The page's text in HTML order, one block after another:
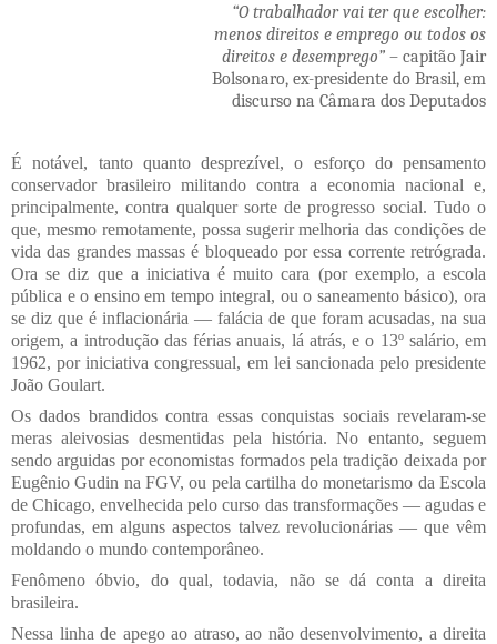
“O trabalhador vai ter que escolher:
menos direitos e emprego ou todos os
direitos e desemprego” – capitão Jair
Bolsonaro, ex-presidente do Brasil, em
discurso na Câmara dos Deputados
É notável, tanto quanto desprezível, o esforço do pensamento
conservador brasileiro militando contra a economia nacional e,
principalmente, contra qualquer sorte de progresso social. Tudo o
que, mesmo remotamente, possa sugerir melhoria das condições de
vida das grandes massas é bloqueado por essa corrente retrógrada.
Ora se diz que a iniciativa é muito cara (por exemplo, a escola
pública e o ensino em tempo integral, ou o saneamento básico), ora
se diz que é inflacionária — falácia de que foram acusadas, na sua
origem, a introdução das férias anuais, lá atrás, e o 13º salário, em
1962, por iniciativa congressual, em lei sancionada pelo presidente
João Goulart.
Os dados brandidos contra essas conquistas sociais revelaram-se
meras aleivosias desmentidas pela história. No entanto, seguem
sendo arguidas por economistas formados pela tradição deixada por
Eugênio Gudin na FGV, ou pela cartilha do monetarismo da Escola
de Chicago, envelhecida pelo curso das transformações — agudas e
profundas, em alguns aspectos talvez revolucionárias — que vêm
moldando o mundo contemporâneo.
Fenômeno óbvio, do qual, todavia, não se dá conta a direita
brasileira.
Nessa linha de apego ao atraso, ao não desenvolvimento, a direita